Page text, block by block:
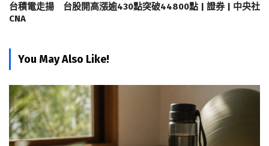
台積電走揚 台股開高漲逾430點突破44800點 | 證券 | 中央社
CNA
You May Also Like!